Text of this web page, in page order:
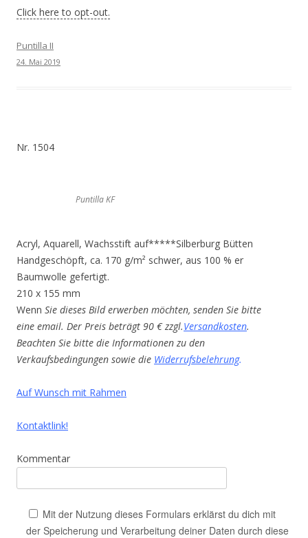
Click here to opt-out.
Puntilla II
24. Mai 2019
Nr. 1504
Puntilla KF
Acryl, Aquarell, Wachsstift auf*****Silberburg Bütten
Handgeschöpft, ca. 170 g/m² schwer, aus 100 % er
Baumwolle gefertigt.
210 x 155 mm
Wenn Sie dieses Bild erwerben möchten, senden Sie bitte
eine email. Der Preis beträgt 90 € zzgl.Versandkosten.
Beachten Sie bitte die Informationen zu den
Verkaufsbedingungen sowie die Widerrufsbelehrung.
Auf Wunsch mit Rahmen
Kontaktlink!
Kommentar
Mit der Nutzung dieses Formulars erklärst du dich mit
der Speicherung und Verarbeitung deiner Daten durch diese